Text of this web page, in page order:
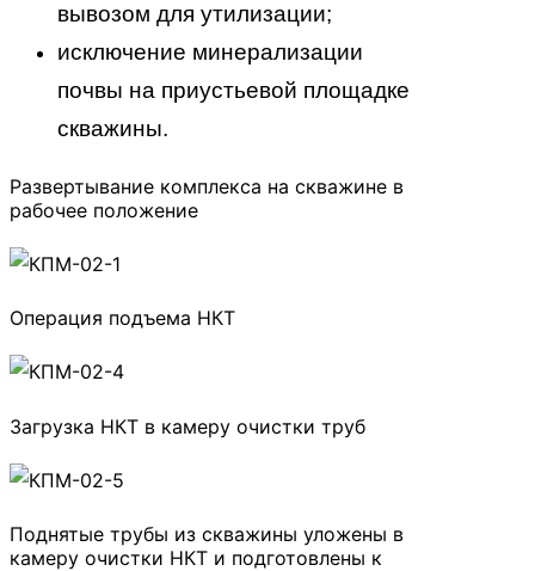
вывозом для утилизации;
исключение минерализации
почвы на приустьевой площадке
скважины.
Развертывание комплекса на скважине в
рабочее положение
Операция подъема НКТ
Загрузка НКТ в камеру очистки труб
Поднятые трубы из скважины уложены в
камеру очистки НКТ и подготовлены к